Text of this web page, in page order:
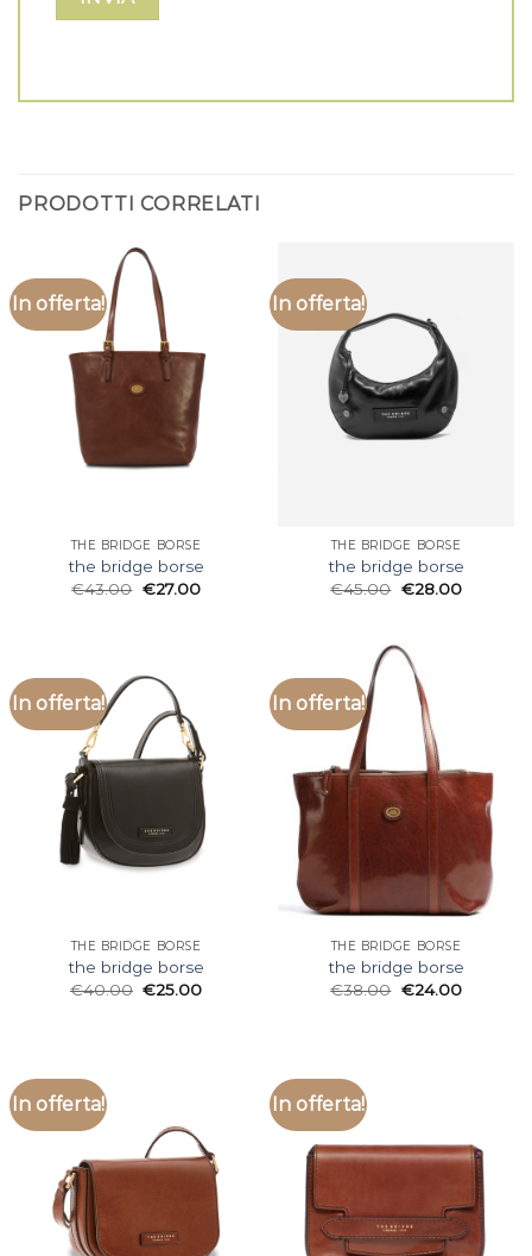
PRODOTTI CORRELATI
In offerta!
THE BRIDGE BORSE
the bridge borse
€43.00 €27.00
In offerta!
THE BRIDGE BORSE
the bridge borse
€45.00 €28.00
In offerta!
THE BRIDGE BORSE
the bridge borse
€40.00 €25.00
In offerta!
THE BRIDGE BORSE
the bridge borse
€38.00 €24.00
In offerta! In offerta!